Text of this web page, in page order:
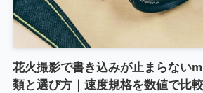
花火撮影で書き込みが止まらない
類と選び方｜速度規格を数値で比較